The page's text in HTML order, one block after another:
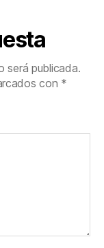
será publicada.
con *